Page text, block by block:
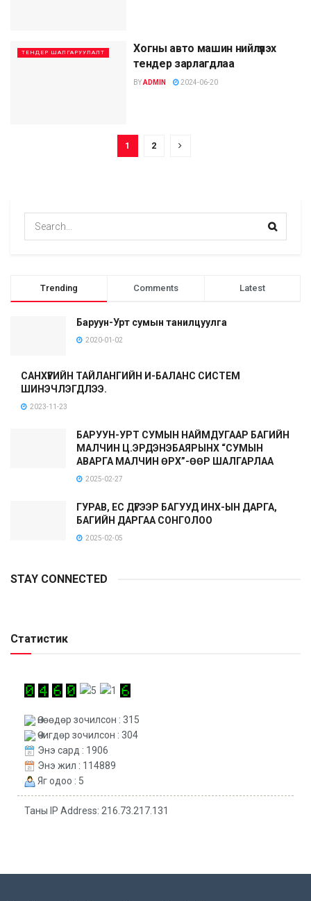
ТЕНДЕР ШАЛГАРУУЛАЛТ
Хогны авто машин нийлүүлэх
тендер зарлагдлаа
BYADMIN 2024-06-20
1 2
Trending Comments Latest
Баруун-Урт сумын танилцуулга
2020-01-02
САНХҮҮГИЙН ТАЙЛАНГИЙН И-БАЛАНС СИСТЕМ
ШИНЭЧЛЭГДЛЭЭ.
2023-11-23
БАРУУН-УРТ СУМЫН НАЙМДУГААР БАГИЙН
МАЛЧИН Ц.ЭРДЭНЭБАЯРЫНХ “СУМЫН
АВАРГА МАЛЧИН ӨРХ”-ӨӨР ШАЛГАРЛАА
2025-02-27
ГУРАВ, ЕС ДҮГЭЭР БАГУУД ИНХ-ЫН ДАРГА,
БАГИЙН ДАРГАА СОНГОЛОО
2025-02-05
STAY CONNECTED
Статистик
Өнөөдөр зочилсон : 315
Өчигдөр зочилсон : 304
Энэ сард : 1906
Энэ жил : 114889
Яг одоо : 5
Таны IP Address: 216.73.217.131